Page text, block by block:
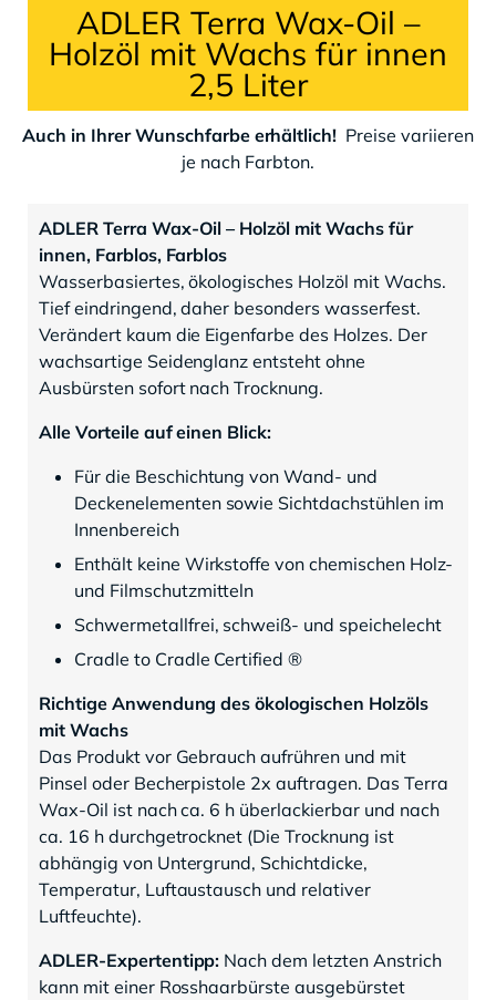
ADLER Terra Wax-Oil –
Holzöl mit Wachs für innen
2,5 Liter
Auch in Ihrer Wunschfarbe erhältlich! Preise variieren
je nach Farbton.
ADLER Terra Wax-Oil – Holzöl mit Wachs für
innen, Farblos, Farblos
Wasserbasiertes, ökologisches Holzöl mit Wachs.
Tief eindringend, daher besonders wasserfest.
Verändert kaum die Eigenfarbe des Holzes. Der
wachsartige Seidenglanz entsteht ohne
Ausbürsten sofort nach Trocknung.
Alle Vorteile auf einen Blick:
Für die Beschichtung von Wand- und
Deckenelementen sowie Sichtdachstühlen im
Innenbereich
Enthält keine Wirkstoffe von chemischen Holz-
und Filmschutzmitteln
Schwermetallfrei, schweiß- und speichelecht
Cradle to Cradle Certified ®
Richtige Anwendung des ökologischen Holzöls
mit Wachs
Das Produkt vor Gebrauch aufrühren und mit
Pinsel oder Becherpistole 2x auftragen. Das Terra
Wax-Oil ist nach ca. 6 h überlackierbar und nach
ca. 16 h durchgetrocknet (Die Trocknung ist
abhängig von Untergrund, Schichtdicke,
Temperatur, Luftaustausch und relativer
Luftfeuchte).
ADLER-Expertentipp: Nach dem letzten Anstrich
kann mit einer Rosshaarbürste ausgebürstet